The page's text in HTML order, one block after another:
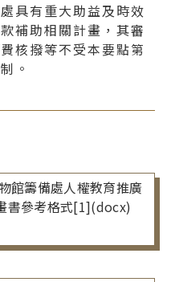
具有重大助益及時效
補助相關計畫，其審
核撥等不受本要點第
。
館籌備處人權教育推廣
書參考格式[1](docx)